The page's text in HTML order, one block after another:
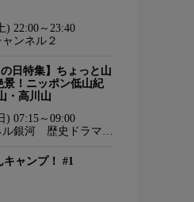
) 22:00～23:40
ンネル２
日特集】ちょっと山
景！ニッポン低山紀
・高川山
) 07:15～09:00
ル銀河 歴史ドラマ・
キャンプ！ #1